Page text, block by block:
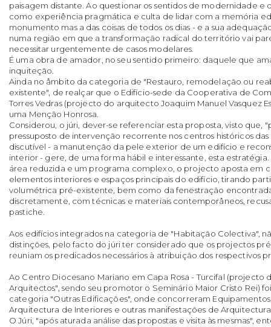
paisagem distante. Ao questionar os sentidos de modernidade e
como experiência pragmática e culta de lidar com a memória
monumento mas a das coisas de todos os dias - e a sua
numa região em que a transformação radical do território vai
necessitar urgentemente de casos modelares.
É uma obra de amador, no seu sentido primeiro: daquele que
inquiteção.
Ainda no âmbito da categoria de "Restauro, remodelação ou
existente", de realçar que o Edifício-sede da Cooperativa de
Torres Vedras (projecto do arquitecto Joaquim Manuel Vasquez
uma Menção Honrosa.
Considerou, o júri, dever-se referenciar esta proposta, visto que,
pressuposto de intervenção recorrente nos centros históricos
discutível - a manutenção da pele exterior de um edifício e
interior - gere, de uma forma hábil e interessante, esta
área reduzida e um programa complexo, o projecto aposta em
elementos interiores e espaços principais do edifício, tirando
volumétrica pré-existente, bem como da fenestração
discretamente, com técnicas e materiais contemporâneos,
pastiche.
Aos edifícios integrados na categoria de "Habitação Colectiva",
distinções, pelo facto do júri ter considerado que os projectos
reuniam os predicados necessários à atribuição dos respectivos
Ao Centro Diocesano Mariano em Capa Rosa - Turcifal (projecto
Arquitectos", sendo seu promotor o Seminário Maior Cristo Rei)
categoria "Outras Edificações", onde concorreram
Arquitectura de Interiores e outras manifestações de
O Júri, "após aturada análise das propostas e visita às mesmas",